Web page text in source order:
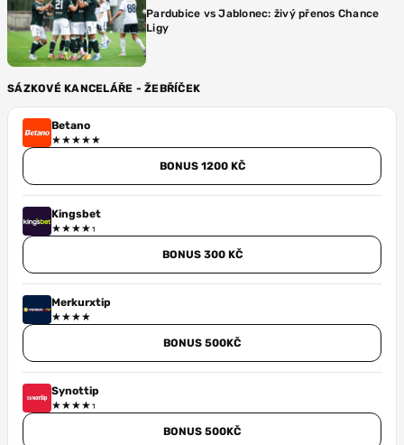
Pardubice vs Jablonec: živý přenos Chance
Ligy
SÁZKOVÉ KANCELÁŘE - ŽEBŘÍČEK
Betano
BONUS 1200 KČ
Kingsbet
BONUS 300 KČ
Merkurxtip
BONUS 500KČ
Synottip
BONUS 500KČ